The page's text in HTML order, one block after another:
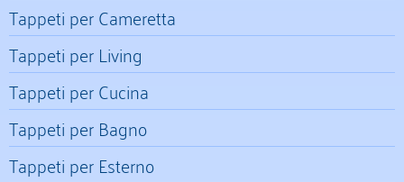
Tappeti per Cameretta
Tappeti per Living
Tappeti per Cucina
Tappeti per Bagno
Tappeti per Esterno